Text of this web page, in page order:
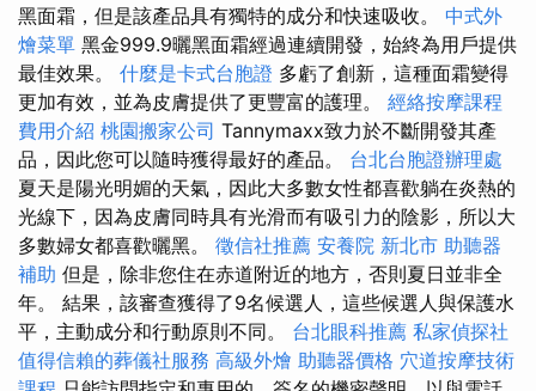
黑面霜，但是該產品具有獨特的成分和快速吸收。 中式外
燴菜單 黑金999.9曬黑面霜經過連續開發，始終為用戶提供
最佳效果。 什麼是卡式台胞證 多虧了創新，這種面霜變得
更加有效，並為皮膚提供了更豐富的護理。 經絡按摩課程
費用介紹 桃園搬家公司 Tannymaxx致力於不斷開發其產
品，因此您可以隨時獲得最好的產品。 台北台胞證辦理處
夏天是陽光明媚的天氣，因此大多數女性都喜歡躺在炎熱的
光線下，因為皮膚同時具有光滑而有吸引力的陰影，所以大
多數婦女都喜歡曬黑。 徵信社推薦 安養院 新北市 助聽器
補助 但是，除非您住在赤道附近的地方，否則夏日並非全
年。 結果，該審查獲得了9名候選人，這些候選人與保護水
平，主動成分和行動原則不同。 台北眼科推薦 私家偵探社
值得信賴的葬儀社服務 高級外燴 助聽器價格 穴道按摩技術